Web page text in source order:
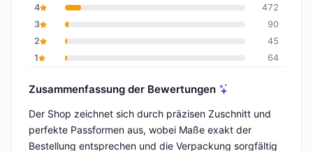
4
472
3
90
2
45
1
64
Zusammenfassung der Bewertungen
Der Shop zeichnet sich durch präzisen Zuschnitt und
perfekte Passformen aus, wobei Maße exakt der
Bestellung entsprechen und die Verpackung sorgfältig